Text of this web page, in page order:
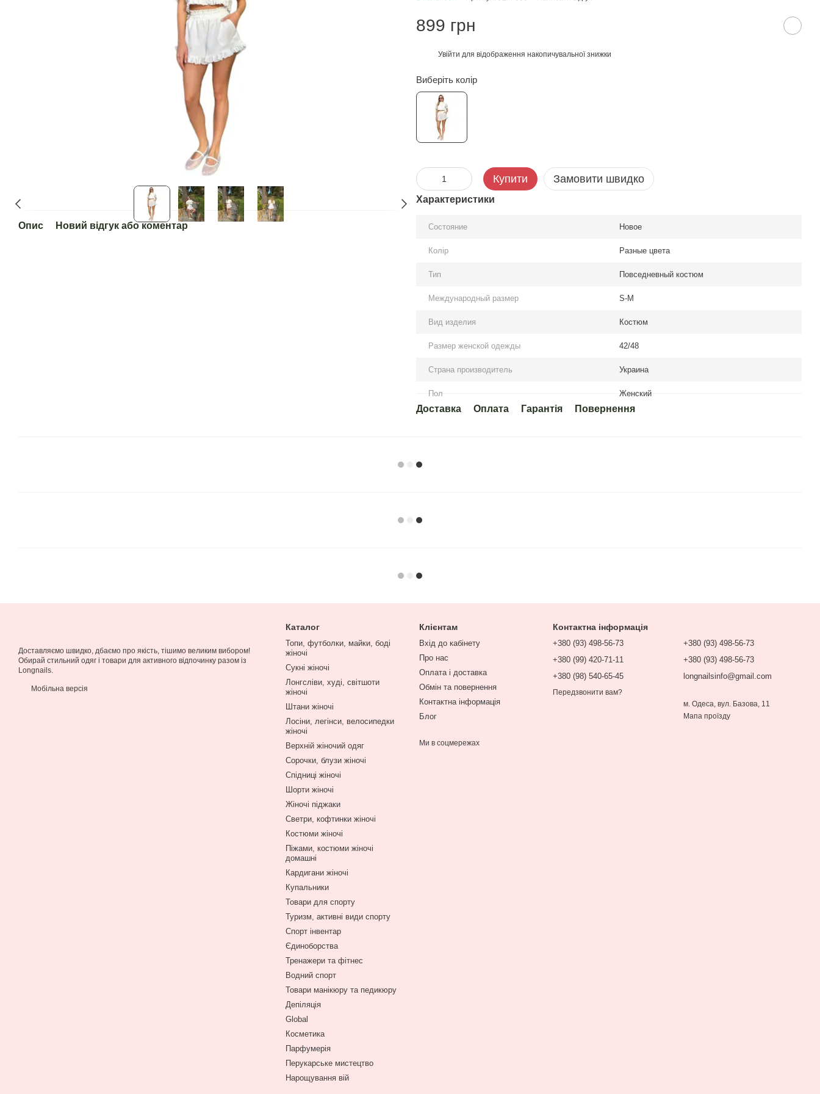
Опис Новий відгук або коментар
899 грн
Увійти для відображення накопичувальної знижки
Виберіть колір
Купити Замовити швидко
Характеристики
Состояние Новое
Колір Разные цвета
Тип Повседневный костюм
Международный размер S-M
Вид изделия Костюм
Размер женской одежды 42/48
Страна производитель Украина
Пол Женский
Доставка Оплата Гарантія Повернення
Доставляємо швидко, дбаємо про якість, тішимо великим вибором!
Обирай стильний одяг і товари для активного відпочинку разом із
Longnails.
Мобільна версія
Каталог
Топи, футболки, майки, боді
жіночі
Сукні жіночі
Лонгсліви, худі, світшоти
жіночі
Штани жіночі
Лосіни, легінси, велосипедки
жіночі
Верхній жіночий одяг
Сорочки, блузи жіночі
Спідниці жіночі
Шорти жіночі
Жіночі піджаки
Светри, кофтинки жіночі
Костюми жіночі
Піжами, костюми жіночі
домашні
Кардигани жіночі
Купальники
Товари для спорту
Туризм, активні види спорту
Спорт інвентар
Єдиноборства
Тренажери та фітнес
Водний спорт
Товари манікюру та педикюру
Депіляція
Global
Косметика
Парфумерія
Перукарське мистецтво
Нарощування вій
Клієнтам
Вхід до кабінету
Про нас
Оплата і доставка
Обмін та повернення
Контактна інформація
Блог
Ми в соцмережах
Контактна інформація
+380 (93) 498-56-73
+380 (99) 420-71-11
+380 (98) 540-65-45
Передзвонити вам?
+380 (93) 498-56-73
+380 (93) 498-56-73
longnailsinfo@gmail.com
м. Одеса, вул. Базова, 11
Мапа проїзду